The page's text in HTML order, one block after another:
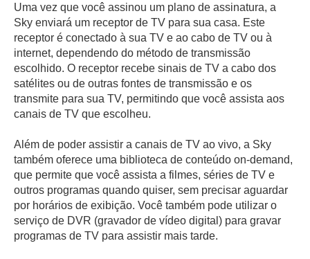
Uma vez que você assinou um plano de assinatura, a
Sky enviará um receptor de TV para sua casa. Este
receptor é conectado à sua TV e ao cabo de TV ou à
internet, dependendo do método de transmissão
escolhido. O receptor recebe sinais de TV a cabo dos
satélites ou de outras fontes de transmissão e os
transmite para sua TV, permitindo que você assista aos
canais de TV que escolheu.
Além de poder assistir a canais de TV ao vivo, a Sky
também oferece uma biblioteca de conteúdo on-demand,
que permite que você assista a filmes, séries de TV e
outros programas quando quiser, sem precisar aguardar
por horários de exibição. Você também pode utilizar o
serviço de DVR (gravador de vídeo digital) para gravar
programas de TV para assistir mais tarde.